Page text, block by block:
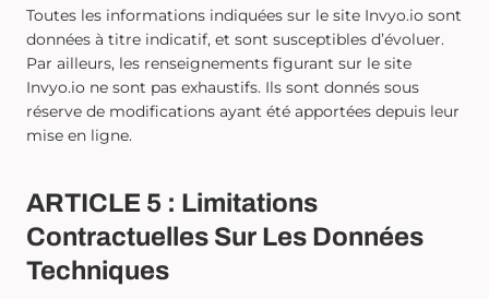
Toutes les informations indiquées sur le site Invyo.io sont
données à titre indicatif, et sont susceptibles d’évoluer.
Par ailleurs, les renseignements figurant sur le site
Invyo.io ne sont pas exhaustifs. Ils sont donnés sous
réserve de modifications ayant été apportées depuis leur
mise en ligne.
ARTICLE 5 : Limitations
Contractuelles Sur Les Données
Techniques